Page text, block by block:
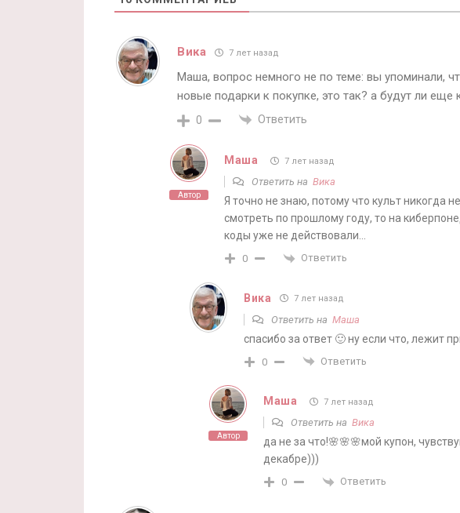
Вика 7 лет назад
Маша, вопрос немного не по теме: вы упоминали,
новые подарки к покупке, это так? а будут ли еще
0 Ответить
Автор
Маша 7 лет назад
Ответить на Вика
Я точно не знаю, потому что культ никогда
смотреть по прошлому году, то на
коды уже не действовали…
0 Ответить
Вика 7 лет назад
Ответить на Маша
спасибо за ответ 🙂 ну если что, лежит
0 Ответить
Автор
Маша 7 лет назад
Ответить на Вика
да не за что!🌸🌸🌸мой купон,
декабре)))
0 Ответить